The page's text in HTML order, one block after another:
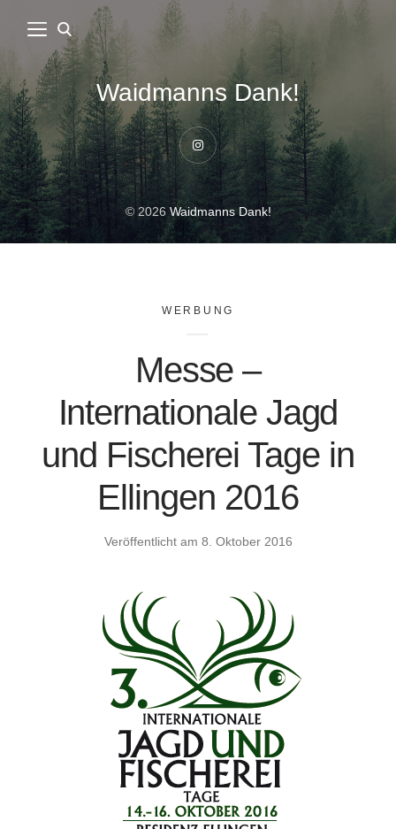
Waidmanns Dank!
Instagram
© 2026Waidmanns Dank!
WERBUNG
Messe –
Internationale Jagd
und Fischerei Tage in
Ellingen 2016
Veröffentlicht am 8. Oktober 2016